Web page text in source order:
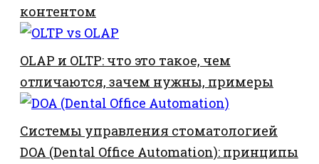
контентом
OLAP и OLTP: что это такое, чем
отличаются, зачем нужны, примеры
Системы управления стоматологией
DOA (Dental Office Automation): принципы